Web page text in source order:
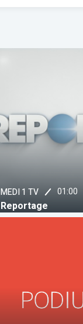
MEDI 1 TV 01:00
Reportage